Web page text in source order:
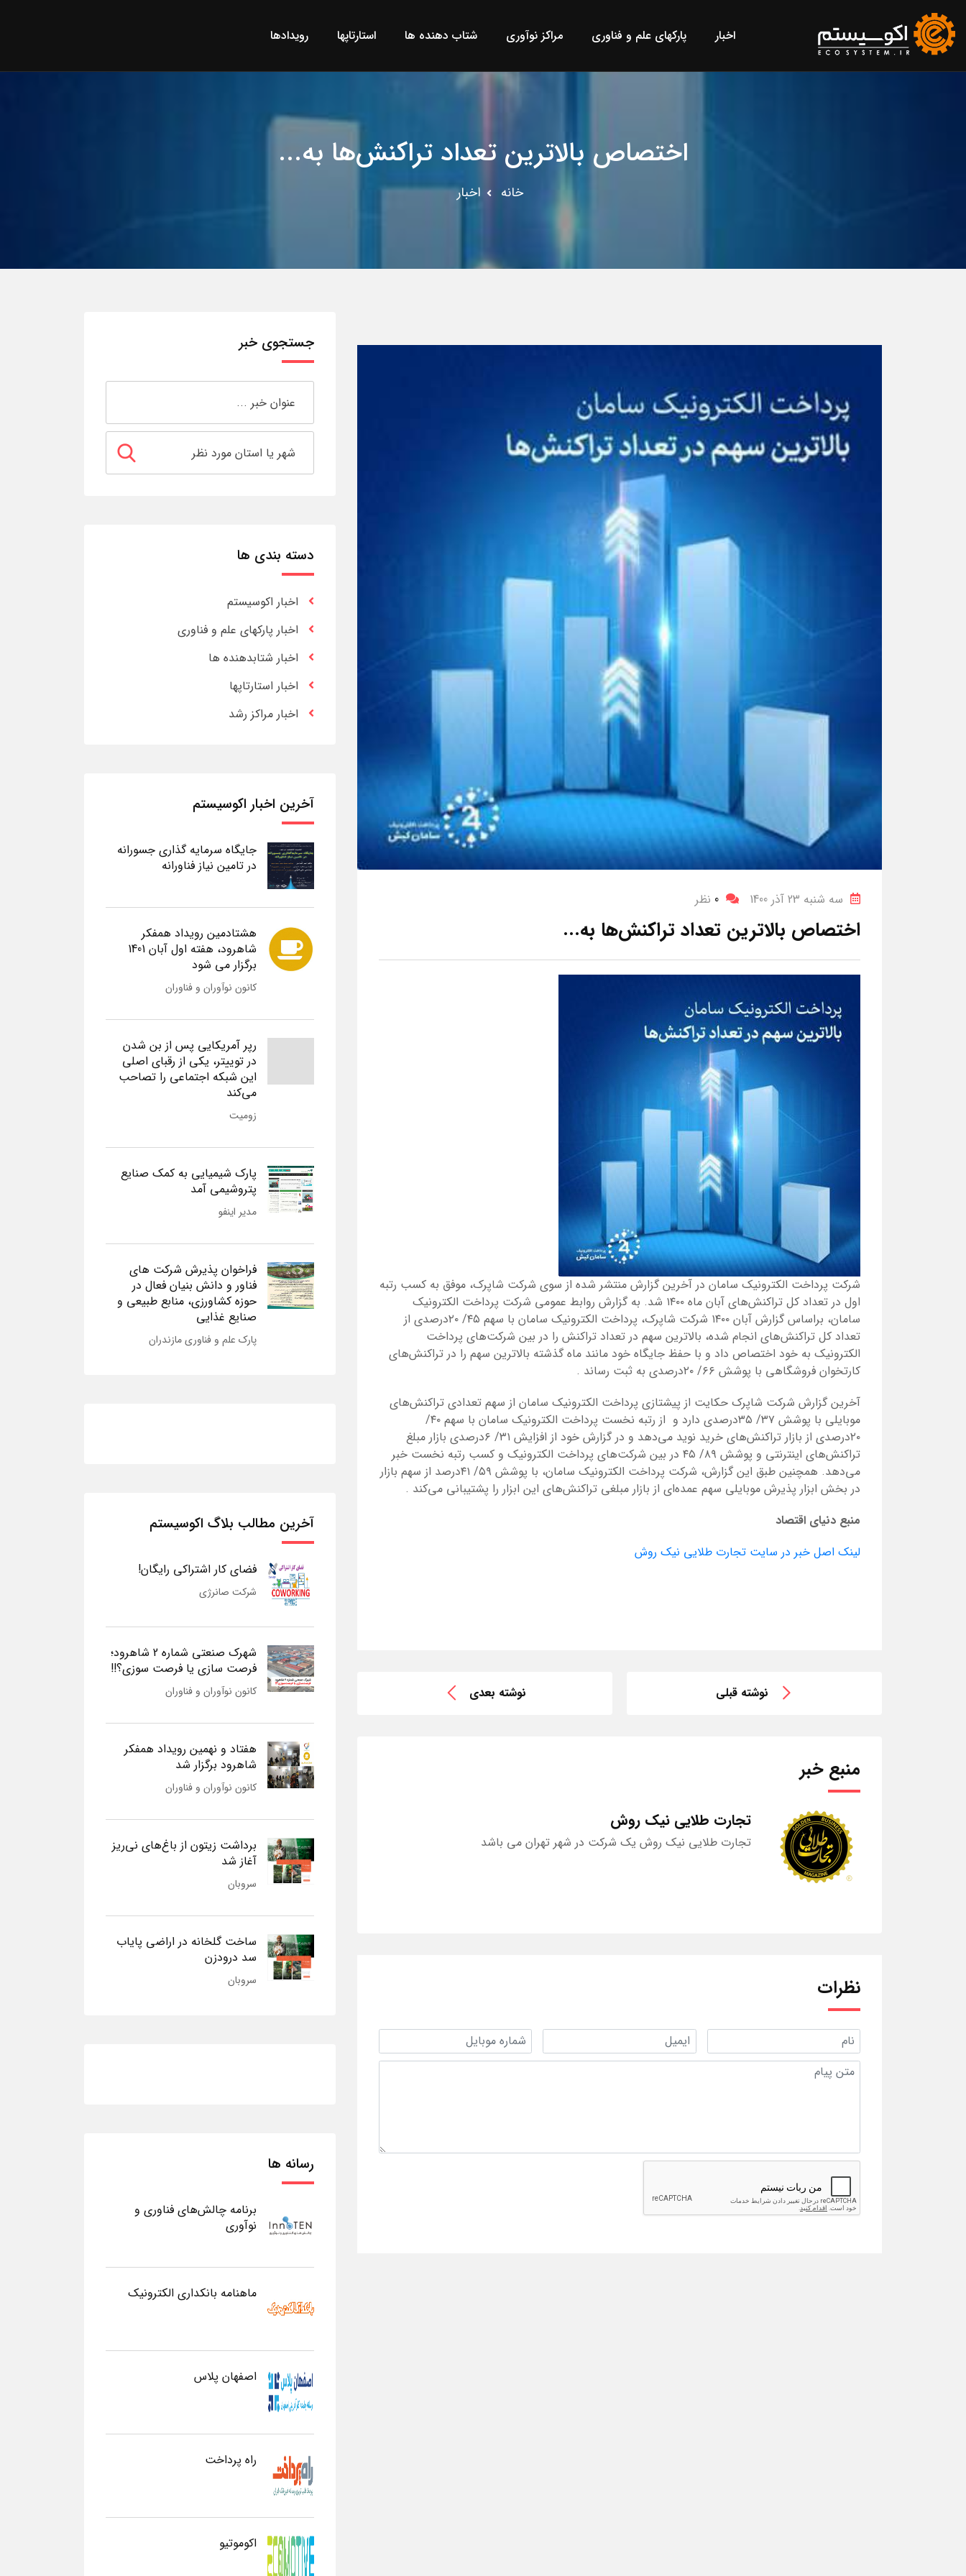
اخبار پارکهای علم و فناوری مراکز نوآوری شتاب دهنده ها استارتاپها رویدادها
اختصاص بالاترین تعداد تراکنش‌ها به...
خانه اخبار
سه شنبه 23 آذر 1400 0 نظر
اختصاص بالاترین تعداد تراکنش‌ها به...
شرکت پرداخت الکترونیک سامان در آخرین گزارش منتشر شده از سوی شرکت شاپرک، موفق به کسب رتبه
اول در تعداد کل تراکنش‌های آبان ماه ۱۴۰۰ شد. به گزارش روابط عمومی شرکت پرداخت الکترونیک
سامان، براساس گزارش آبان ۱۴۰۰ شرکت شاپرک، پرداخت الکترونیک سامان با سهم ۴۵/ ۲۰درصدی از
تعداد کل تراکنش‌های انجام شده، بالاترین سهم در تعداد تراکنش را در بین شرکت‌های پرداخت
الکترونیک به خود اختصاص داد و با حفظ جایگاه خود مانند ماه گذشته بالاترین سهم را در تراکنش‌های
کارتخوان فروشگاهی با پوشش ۶۶/ ۲۰درصدی به ثبت رساند
.
آخرین گزارش شرکت شاپرک حکایت از پیشتازی پرداخت الکترونیک سامان از سهم تعدادی تراکنش‌های
موبایلی با پوشش ۳۷/ ۳۵درصدی دارد و از رتبه نخست پرداخت الکترونیک سامان با سهم ۴۰/
۲۰درصدی از بازار تراکنش‌های خرید نوید می‌دهد و در گزارش خود از افزایش ۳۱/ ۶درصدی بازار مبلغ
تراکنش‌های اینترنتی و پوشش ۸۹/ ۴۵ در بین شرکت‌های پرداخت الکترونیک و کسب رتبه نخست خبر
می‌دهد. همچنین طبق این گزارش، شرکت پرداخت الکترونیک سامان، با پوشش ۵۹/ ۴۱درصد از سهم بازار
در بخش ابزار پذیرش موبایلی سهم عمده‌ای از بازار مبلغی تراکنش‌های این ابزار را پشتیبانی می‌کند .
منبع دنیای اقتصاد
لینک اصل خبر در سایت تجارت طلایی نیک روش
نوشته قبلی نوشته بعدی
منبع خبر
تجارت طلایی نیک روش
تجارت طلایی نیک روش یک شرکت در شهر تهران می باشد
نظرات
جستجوی خبر
دسته بندی ها
اخبار اکوسیستم
اخبار پارکهای علم و فناوری
اخبار شتابدهنده ها
اخبار استارتاپها
اخبار مراکز رشد
آخرین اخبار اکوسیستم
جایگاه سرمایه گذاری جسورانه
در تامین نیاز فناورانه
هشتادمین رویداد همفکر
شاهرود، هفته اول آبان 1401
برگزار می شود
کانون نوآوران و فناوران
رپر آمریکایی پس از بن شدن
در توییتر، یکی از رقبای اصلی
این شبکه اجتماعی را تصاحب
می‌کند
زومیت
پارک شیمیایی به کمک صنایع
پتروشیمی آمد
مدیر اینفو
فراخوان پذیرش شرکت های
فناور و دانش بنیان فعال در
حوزه کشاورزی، منابع طبیعی و
صنایع غذایی
پارک علم و فناوری مازندران
آخرین مطالب بلاگ اکوسیستم
فضای کار اشتراکی رایگان!
شرکت صانرژی
شهرک صنعتی شماره 2 شاهرود؛
فرصت سازی یا فرصت سوزی؟!!
کانون نوآوران و فناوران
هفتاد و نهمین رویداد همفکر
شاهرود برگزار شد
کانون نوآوران و فناوران
برداشت زیتون از باغ‌های نی‌ریز
آغاز شد
سروبان
ساخت گلخانه در اراضی پایاب
سد درودزن
سروبان
رسانه ها
برنامه چالش‌های فناوری و
نوآوری
ماهنامه بانکداری الکترونیک
اصفهان پلاس
راه پرداخت
اکوموتیو